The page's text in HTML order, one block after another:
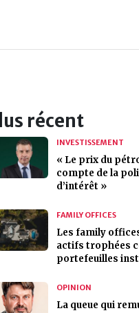
récent
INVESTISSEMENT
« Le prix du
compte de la
d’intérêt »
FAMILY OFFICES
Les family
actifs trophées
portefeuilles
OPINION
La queue qui